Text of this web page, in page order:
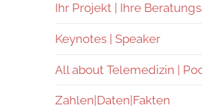
Ihr Projekt | Ihre
Keynotes | Speaker
All about Telemedizin |
Zahlen|Daten|Fakten